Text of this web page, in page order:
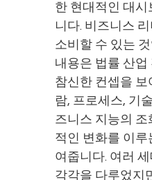
한 현대적인 대시
니다. 비즈니스
소비할 수 있는 것
내용은 법률 산업
참신한 컨셉을 보
람, 프로세스, 기
즈니스 지능의
적인 변화를 이루
여줍니다. 여러
각각을 다루었지